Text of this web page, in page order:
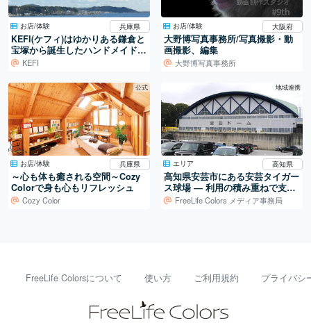
お店/体験 兵庫県
KEFI(ケフィ)はゆかりある鎌倉と
宝塚から誕生したハンドメイドブ
ランド
KEFI
お店/体験 大阪府
大野博写真事務所/写真撮影・動
画撮影、編集
大野博写真事務所
公式
お店/体験 兵庫県
～心も体も癒される空間～Cozy
Colorで身も心もリフレッシュ
Cozy Color
地域連携
エリア 高知県
高知県安芸市にある安芸タイガー
ス球場 ― 利用の積み重ねで支え
られる地域の球場
FreeLife Colors メディア事務局
FreeLife Colorsについて 使い方 ご利用規約 プライバシ